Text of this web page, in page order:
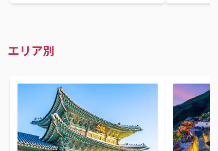
エリア別